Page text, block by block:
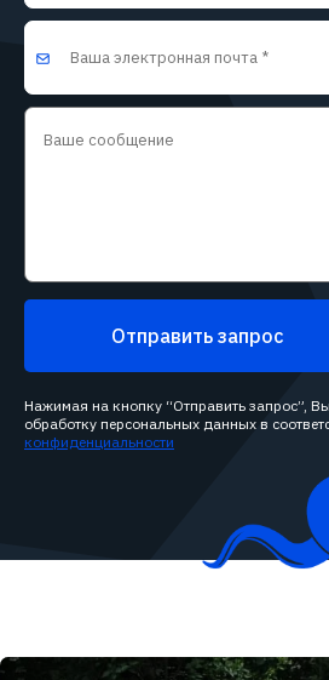
Отправить запрос
Нажимая на кнопку “Отправить запрос”,
обработку персональных данных в
конфиденциальности